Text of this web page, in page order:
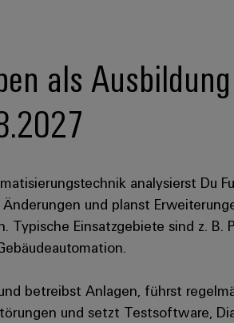
als
analysierst Du
und planst
Typische Einsatzgebiete sind z. B.
betreibst Anlagen, führst
und setzt Testsoftware,